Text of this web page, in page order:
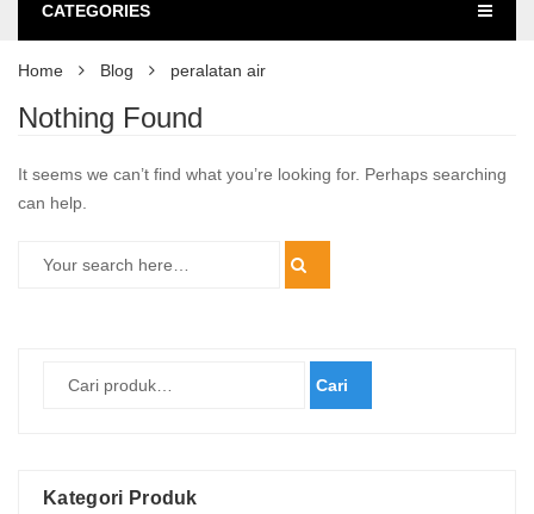
CATEGORIES
Home Blog peralatan air
Nothing Found
It seems we can’t find what you’re looking for. Perhaps searching
can help.
Cari
Kategori Produk